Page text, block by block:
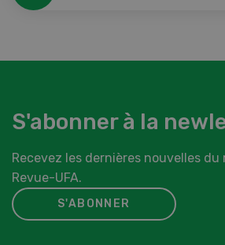
S'abonner à la
Recevez les dernières nouvelles du
Revue-UFA.
S'ABONNER